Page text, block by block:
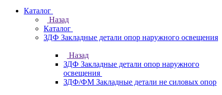
Каталог
Назад
Каталог
ЗДФ Закладные детали опор наружного освещения
Назад
ЗДФ Закладные детали опор наружного
освещения
ЗДФ/ФМ Закладные детали не силовых опор